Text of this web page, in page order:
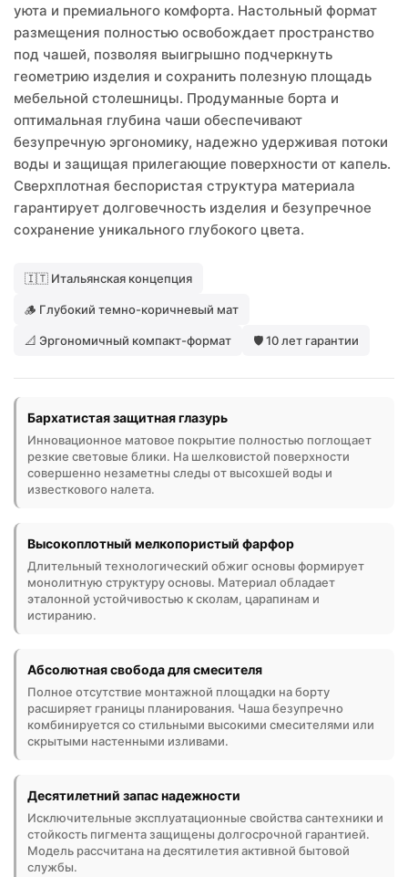
уюта и премиального комфорта. Настольный формат
размещения полностью освобождает пространство
под чашей, позволяя выигрышно подчеркнуть
геометрию изделия и сохранить полезную площадь
мебельной столешницы. Продуманные борта и
оптимальная глубина чаши обеспечивают
безупречную эргономику, надежно удерживая потоки
воды и защищая прилегающие поверхности от капель.
Сверхплотная беспористая структура материала
гарантирует долговечность изделия и безупречное
сохранение уникального глубокого цвета.
🇮🇹 Итальянская концепция
🪵 Глубокий темно-коричневый мат
📐 Эргономичный компакт-формат 🛡️ 10 лет гарантии
Бархатистая защитная глазурь
Инновационное матовое покрытие полностью поглощает
резкие световые блики. На шелковистой поверхности
совершенно незаметны следы от высохшей воды и
известкового налета.
Высокоплотный мелкопористый фарфор
Длительный технологический обжиг основы формирует
монолитную структуру основы. Материал обладает
эталонной устойчивостью к сколам, царапинам и
истиранию.
Абсолютная свобода для смесителя
Полное отсутствие монтажной площадки на борту
расширяет границы планирования. Чаша безупречно
комбинируется со стильными высокими смесителями или
скрытыми настенными изливами.
Десятилетний запас надежности
Исключительные эксплуатационные свойства сантехники и
стойкость пигмента защищены долгосрочной гарантией.
Модель рассчитана на десятилетия активной бытовой
службы.